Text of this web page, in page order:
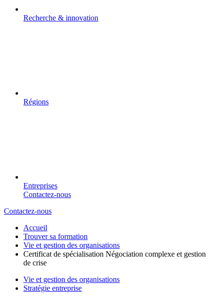
Recherche & innovation
Régions
Entreprises
Contactez-nous
Contactez-nous
Accueil
Trouver sa formation
Vie et gestion des organisations
Certificat de spécialisation Négociation complexe et gestion
de crise
Vie et gestion des organisations
Stratégie entreprise